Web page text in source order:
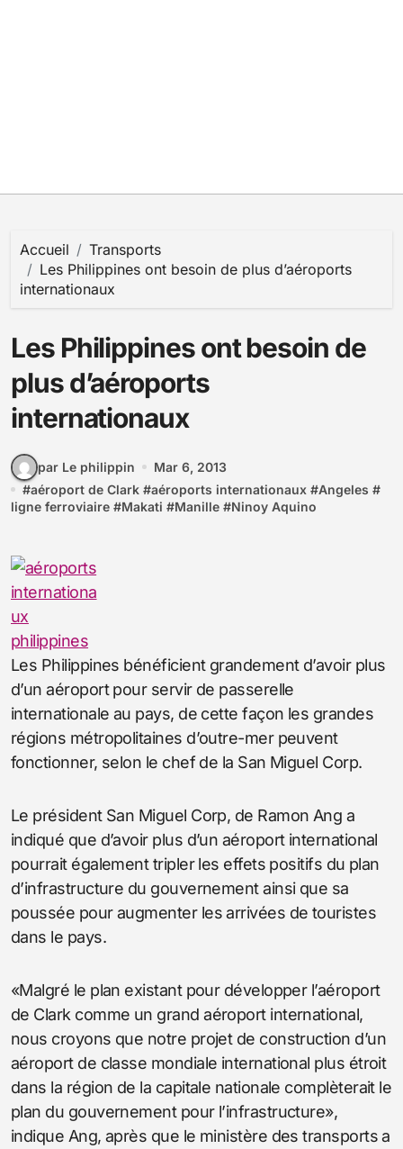
Accueil
Transports
Les Philippines ont besoin de plus d’aéroports
internationaux
Les Philippines ont besoin de
plus d’aéroports
internationaux
par Le philippin
Mar 6, 2013
#aéroport de Clark #aéroports internationaux #Angeles #
ligne ferroviaire #Makati #Manille #Ninoy Aquino
Les Philippines bénéficient grandement d’avoir plus
d’un aéroport pour servir de passerelle
internationale au pays, de cette façon les grandes
régions métropolitaines d’outre-mer peuvent
fonctionner, selon le chef de la San Miguel Corp.
Le président San Miguel Corp, de Ramon Ang a
indiqué que d’avoir plus d’un aéroport international
pourrait également tripler les effets positifs du plan
d’infrastructure du gouvernement ainsi que sa
poussée pour augmenter les arrivées de touristes
dans le pays.
«Malgré le plan existant pour développer l’aéroport
de Clark comme un grand aéroport international,
nous croyons que notre projet de construction d’un
aéroport de classe mondiale international plus étroit
dans la région de la capitale nationale complèterait le
plan du gouvernement pour l’infrastructure»,
indique Ang, après que le ministère des transports a